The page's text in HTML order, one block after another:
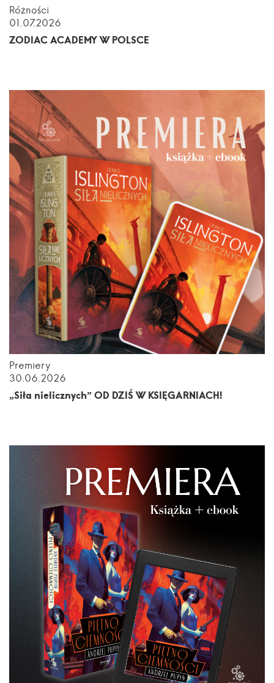
Różności
01.07.2026
ZODIAC ACADEMY W POLSCE
Premiery
30.06.2026
„Siła nielicznych” OD DZIŚ W KSIĘGARNIACH!